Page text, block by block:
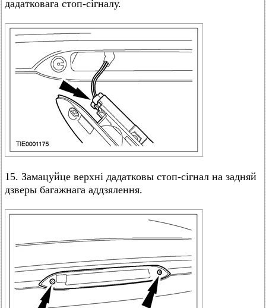
дадатковага стоп-сігналу.
15. Замацуйце верхні дадатковы стоп-сігнал на задняй
дзверы багажнага аддзялення.